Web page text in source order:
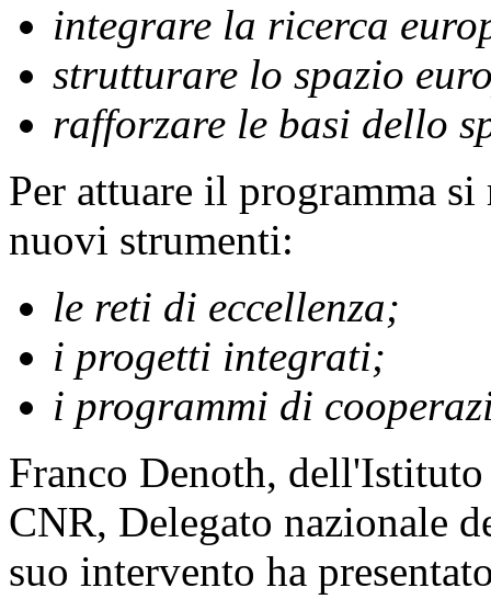
integrare la ricerca
strutturare lo spazio
rafforzare le basi dello
Per attuare il programma
nuovi strumenti:
le reti di eccellenza;
i progetti integrati;
i programmi di
Franco Denoth,
CNR, Delegato nazionale
suo intervento ha